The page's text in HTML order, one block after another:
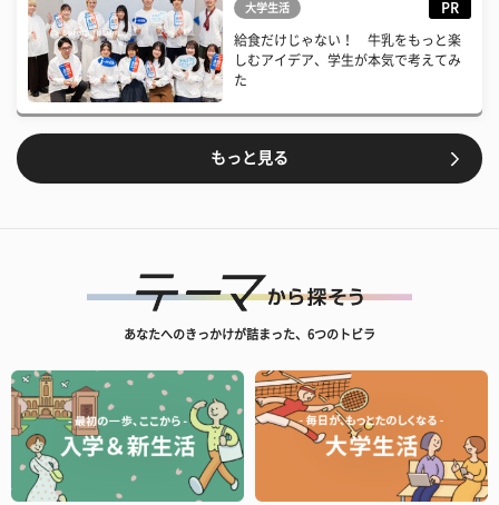
大学生活 PR
給食だけじゃない！ 牛乳をもっと楽
しむアイデア、学生が本気で考えてみ
た
もっと見る
あなたへのきっかけが詰まった、6つのトビラ